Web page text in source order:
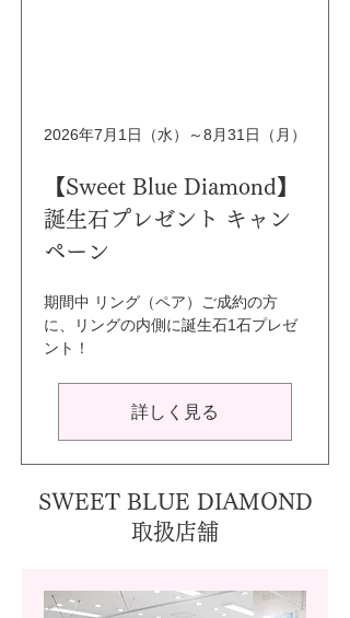
2026年7月1日（水）～8月31日（月）
【Sweet Blue Diamond】
誕生石プレゼント キャン
ペーン
期間中 リング（ペア）ご成約の方
に、リングの内側に誕生石1石プレゼ
ント！
詳しく見る
SWEET BLUE DIAMOND
取扱店舗